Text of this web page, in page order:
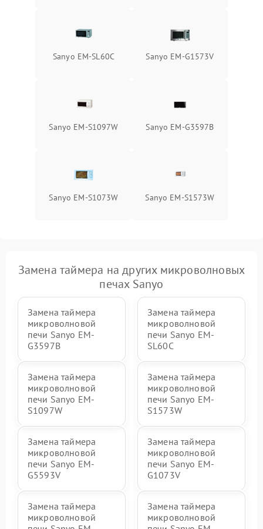
Sanyo EM-SL60C Sanyo EM-G1573V
Sanyo EM-S1097W Sanyo EM-G3597B
Sanyo EM-S1073W Sanyo EM-S1573W
Замена таймера на других микроволновых
печах Sanyo
Замена таймера
микроволновой
печи Sanyo EM-
G3597B
Замена таймера
микроволновой
печи Sanyo EM-
SL60C
Замена таймера
микроволновой
печи Sanyo EM-
S1097W
Замена таймера
микроволновой
печи Sanyo EM-
S1573W
Замена таймера
микроволновой
печи Sanyo EM-
G5593V
Замена таймера
микроволновой
печи Sanyo EM-
G1073V
Замена таймера
микроволновой
Замена таймера
микроволновой